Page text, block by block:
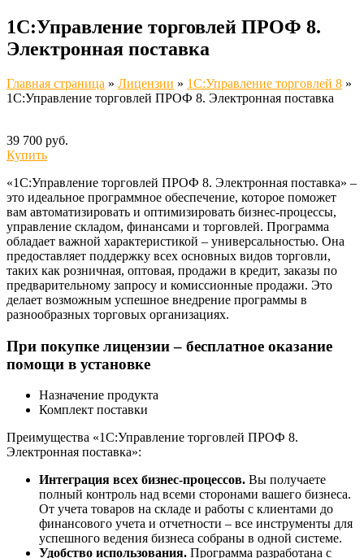
1С:Управление торговлей ПРОФ 8.
Электронная поставка
Главная страница » Лицензии » 1С:Управление торговлей 8 »
1С:Управление торговлей ПРОФ 8. Электронная поставка
39 700 руб.
Купить
«1С:Управление торговлей ПРОФ 8. Электронная поставка» –
это идеальное программное обеспечение, которое поможет
вам автоматизировать и оптимизировать бизнес-процессы,
управление складом, финансами и торговлей. Программа
обладает важной характеристикой – универсальностью. Она
предоставляет поддержку всех основных видов торговли,
таких как розничная, оптовая, продажи в кредит, заказы по
предварительному запросу и комиссионные продажи. Это
делает возможным успешное внедрение программы в
разнообразных торговых организациях.
При покупке лицензии – бесплатное оказание
помощи в установке
Назначение продукта
Комплект поставки
Преимущества «1С:Управление торговлей ПРОФ 8.
Электронная поставка»:
Интеграция всех бизнес-процессов. Вы получаете
полный контроль над всеми сторонами вашего бизнеса.
От учета товаров на складе и работы с клиентами до
финансового учета и отчетности – все инструменты для
успешного ведения бизнеса собраны в одной системе.
Удобство использования. Программа разработана с